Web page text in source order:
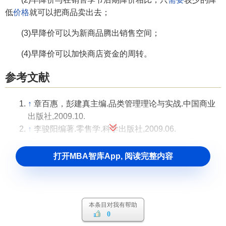
低价格就可以把商品卖出去；
(3)早降价可以为新商品腾出销售空间；
(4)早降价可以加快商店资金的周转。
参考文献
↑ 章百惠，彭建真主编.品类管理理论与实战.中国商业
出版社,2009.10.
↑ 李骏阳编著.零售学.科学出版社,2009.06.
打开MBA智库App, 阅读完整内容
本条目对我有帮助
0